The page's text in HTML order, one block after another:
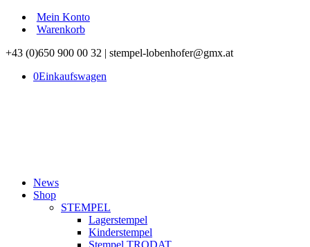
Mein Konto
Warenkorb
+43 (0)650 900 00 32 | stempel-lobenhofer@gmx.at
0Einkaufswagen
News
Shop
STEMPEL
Lagerstempel
Kinderstempel
Stempel TRODAT